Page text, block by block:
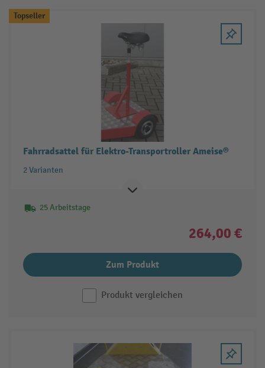
Topseller
Fahrradsattel für Elektro-Transportroller Ameise®
2 Varianten
25 Arbeitstage
264,00 €
Zum Produkt
Produkt vergleichen